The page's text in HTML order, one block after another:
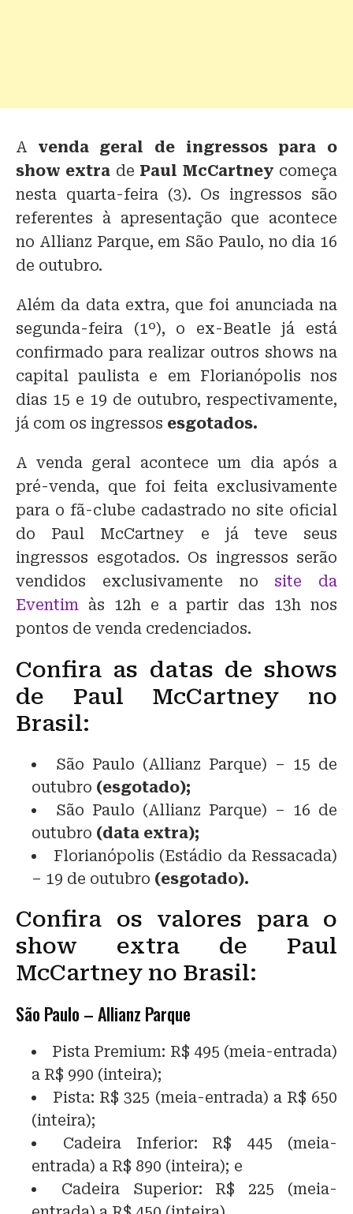
A venda geral de ingressos para o
show extra de Paul McCartney começa
nesta quarta-feira (3). Os ingressos são
referentes à apresentação que acontece
no Allianz Parque, em São Paulo, no dia 16
de outubro.
Além da data extra, que foi anunciada na
segunda-feira (1º), o ex-Beatle já está
confirmado para realizar outros shows na
capital paulista e em Florianópolis nos
dias 15 e 19 de outubro, respectivamente,
já com os ingressos esgotados.
A venda geral acontece um dia após a
pré-venda, que foi feita exclusivamente
para o fã-clube cadastrado no site oficial
do Paul McCartney e já teve seus
ingressos esgotados. Os ingressos serão
vendidos exclusivamente no site da
Eventim às 12h e a partir das 13h nos
pontos de venda credenciados.
Confira as datas de shows
de Paul McCartney no
Brasil:
São Paulo (Allianz Parque) – 15 de
outubro (esgotado);
São Paulo (Allianz Parque) – 16 de
outubro (data extra);
Florianópolis (Estádio da Ressacada)
– 19 de outubro (esgotado).
Confira os valores para o
show extra de Paul
McCartney no Brasil:
São Paulo – Allianz Parque
Pista Premium: R$ 495 (meia-entrada)
a R$ 990 (inteira);
Pista: R$ 325 (meia-entrada) a R$ 650
(inteira);
Cadeira Inferior: R$ 445 (meia-
entrada) a R$ 890 (inteira); e
Cadeira Superior: R$ 225 (meia-